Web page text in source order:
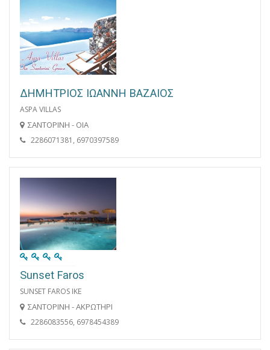
ΔΗΜΗΤΡΙΟΣ ΙΩΑΝΝΗ ΒΑΖΑΙΟΣ
ASPA VILLAS
ΣΑΝΤΟΡΙΝΗ - ΟΙΑ
2286071381, 6970397589
Sunset Faros
SUNSET FAROS ΙΚΕ
ΣΑΝΤΟΡΙΝΗ - ΑΚΡΩΤΗΡΙ
2286083556, 6978454389